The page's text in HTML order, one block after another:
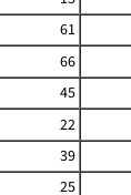
61
66
45
22
39
25